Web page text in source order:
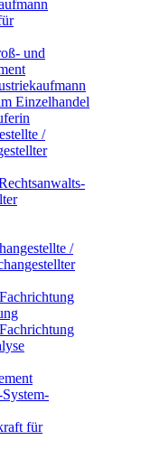
und
Einzelhandel
/
/
für